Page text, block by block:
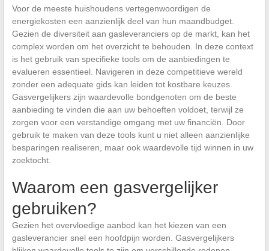
Voor de meeste huishoudens vertegenwoordigen de
energiekosten een aanzienlijk deel van hun maandbudget.
Gezien de diversiteit aan gasleveranciers op de markt, kan het
complex worden om het overzicht te behouden. In deze context
is het gebruik van specifieke tools om de aanbiedingen te
evalueren essentieel. Navigeren in deze competitieve wereld
zonder een adequate gids kan leiden tot kostbare keuzes.
Gasvergelijkers zijn waardevolle bondgenoten om de beste
aanbieding te vinden die aan uw behoeften voldoet, terwijl ze
zorgen voor een verstandige omgang met uw financiën. Door
gebruik te maken van deze tools kunt u niet alleen aanzienlijke
besparingen realiseren, maar ook waardevolle tijd winnen in uw
zoektocht.
Waarom een gasvergelijker
gebruiken?
Gezien het overvloedige aanbod kan het kiezen van een
gasleverancier snel een hoofdpijn worden. Gasvergelijkers